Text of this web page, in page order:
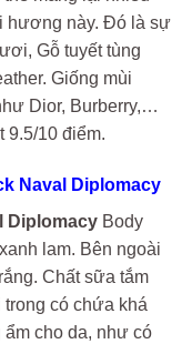
hương này. Đó là sự
Gỗ tuyết tùng
Giống mùi
Dior, Burberry,…
9.5/10 điểm.
Naval Diplomacy
Diplomacy Body
lam. Bên ngoài
Chất sữa tắm
có chứa khá
cho da, như có